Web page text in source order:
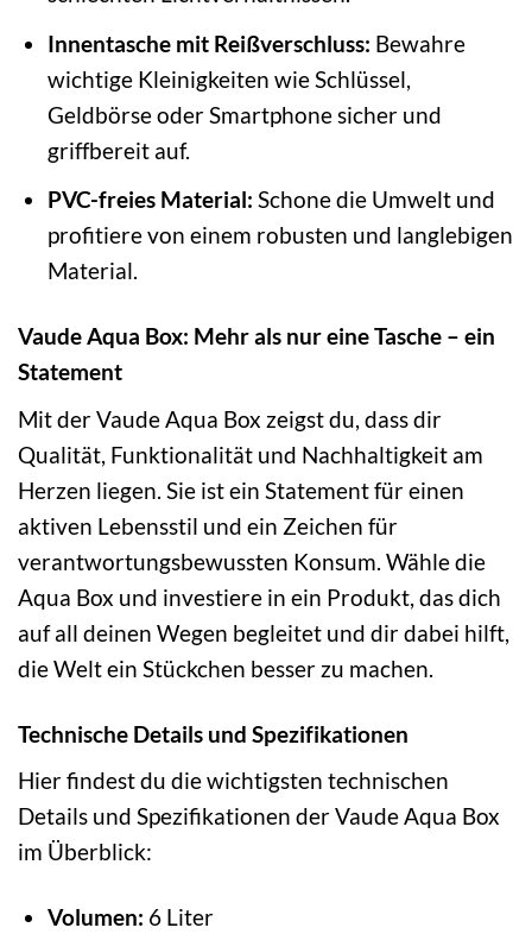
Innentasche mit Reißverschluss: Bewahre
wichtige Kleinigkeiten wie Schlüssel,
Geldbörse oder Smartphone sicher und
griffbereit auf.
PVC-freies Material: Schone die Umwelt und
profitiere von einem robusten und langlebigen
Material.
Vaude Aqua Box: Mehr als nur eine Tasche – ein
Statement
Mit der Vaude Aqua Box zeigst du, dass dir
Qualität, Funktionalität und Nachhaltigkeit am
Herzen liegen. Sie ist ein Statement für einen
aktiven Lebensstil und ein Zeichen für
verantwortungsbewussten Konsum. Wähle die
Aqua Box und investiere in ein Produkt, das dich
auf all deinen Wegen begleitet und dir dabei hilft,
die Welt ein Stückchen besser zu machen.
Technische Details und Spezifikationen
Hier findest du die wichtigsten technischen
Details und Spezifikationen der Vaude Aqua Box
im Überblick:
Volumen: 6 Liter